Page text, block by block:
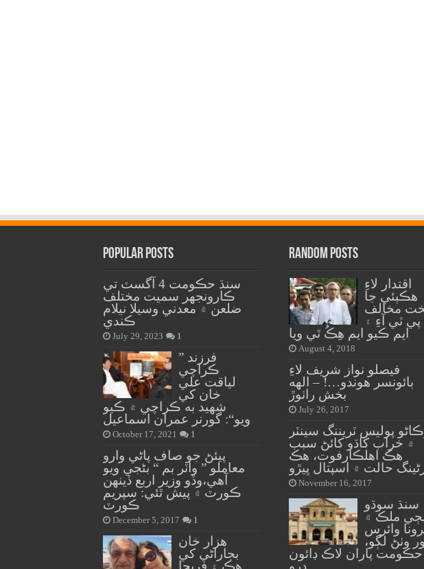
Popular Posts
سنڌ حڪومت 4 آگسٽ تي
ڪارونجهر سميت مختلف
ضلعن ۾ معدني وسيلا نيلام
ڪندي
July 29, 2023 1
” فرزند
ڪراچي
لياقت علي
خان کي
شهيد به ڪراچي ۾ ڪيو
ويو“: گورنر عمران اسماعيل
October 17, 2021 1
پيئڻ جو صاف پاڻي وارو
معاملو ” واٽر بم “ بڻجي ويو
آهي،وڏو وزير اربع ڏينهن
ڪورٽ ۾ پيش ٿئي: سپريم
ڪورٽ
December 5, 2017 1
هزار خان
بجاراڻي کي
هڪ ۽ فريحا
Random Posts
اقتدار لاءِ
هڪٻئي جا
مخالف
پي ٽي آءِ ۽
ايم ڪيو ايم هِڪُ ٿي ويا
August 4, 2018
فيصلو نواز شريف لاءِ
بائونسر هوندو…! – الهه
بخش راٺوڙ
July 26, 2017
پوليس ٽريننگ سينٽر
۾ خراب کاڌو کائڻ سبب
هڪ اهلڪارفوت، هڪ
حالت ۾ اسپتال ڀيڙو
November 16, 2017
سنڌ سوڌو
ملڪ ۾
وائرس
وٺڻ لڳو،
حڪومت پاران لاڪ ڊائون
ڍرو